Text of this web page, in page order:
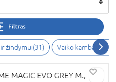
Filtras
žindymui(31) Vaiko kambarys 12
MAGIC EVO GREY M.,